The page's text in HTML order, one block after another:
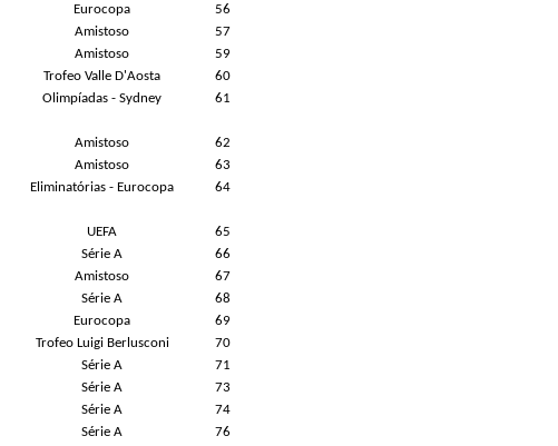
Eurocopa
Amistoso
Amistoso
Trofeo Valle D'Aosta
Olimpíadas - Sydney
Amistoso
Amistoso
Eliminatórias - Eurocopa
UEFA
Série A
Amistoso
Série A
Eurocopa
Trofeo Luigi Berlusconi
Série A
Série A
Série A
Série A
56
57
59
60
61
62
63
64
65
66
67
68
69
70
71
73
74
76